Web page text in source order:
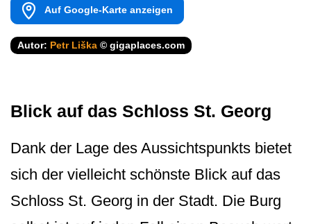
Auf Google-Karte anzeigen
Autor: Petr Liška © gigaplaces.com
Blick auf das Schloss St. Georg
Dank der Lage des Aussichtspunkts bietet
sich der vielleicht schönste Blick auf das
Schloss St. Georg in der Stadt. Die Burg